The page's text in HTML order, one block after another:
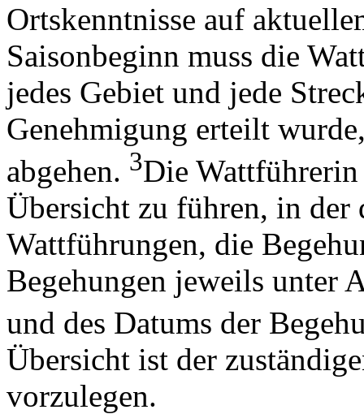
Ortskenntnisse auf
Saisonbeginn muss die
jedes Gebiet und jede
Genehmigung erteilt
abgehen. 3Die
Übersicht zu führen, in der
Wattführungen, die
Begehungen jeweils unter
und des Datums der
Übersicht ist der
vorzulegen.